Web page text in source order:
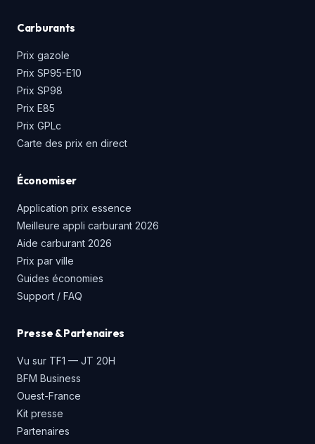
Carburants
Prix gazole
Prix SP95-E10
Prix SP98
Prix E85
Prix GPLc
Carte des prix en direct
Économiser
Application prix essence
Meilleure appli carburant 2026
Aide carburant 2026
Prix par ville
Guides économies
Support / FAQ
Presse & Partenaires
Vu sur TF1 — JT 20H
BFM Business
Ouest-France
Kit presse
Partenaires